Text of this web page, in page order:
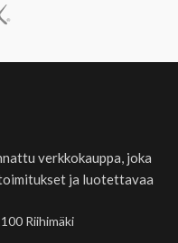
verkkokauppa, joka
ja luotettavaa
Riihimäki